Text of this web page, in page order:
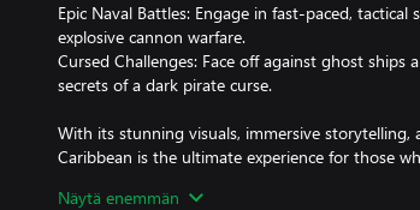
Epic Naval Battles: Engage in fast-paced,
explosive cannon warfare.
Cursed Challenges: Face off against ghost
secrets of a dark pirate curse.
With its stunning visuals, immersive storytelling,
Caribbean is the ultimate experience for those
Näytä enemmän